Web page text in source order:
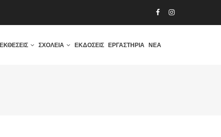
ΕΚΘΈΣΕΙΣ ΣΧΟΛΕΊΑ ΕΚΔΌΣΕΙΣ ΕΡΓΑΣΤΉΡΙΑ ΝΈΑ